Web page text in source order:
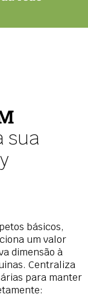
sua
básicos,
um valor
dimensão à
Centraliza
para manter